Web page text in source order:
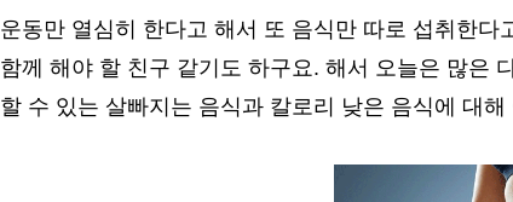
운동만 열심히 한다고 해서 또 음식만 따로 섭취한
함께 해야 할 친구 같기도 하구요. 해서 오늘은 많은
할 수 있는 살빠지는 음식과 칼로리 낮은 음식에 대